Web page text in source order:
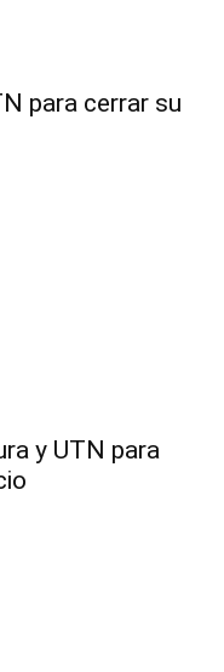
para cerrar su
y UTN para